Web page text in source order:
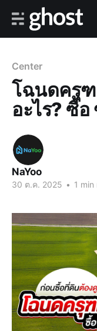
Center
โฉนดครุ
อะไร? ซื้
NaYoo
30 ต.ค. 2025 • 1 min